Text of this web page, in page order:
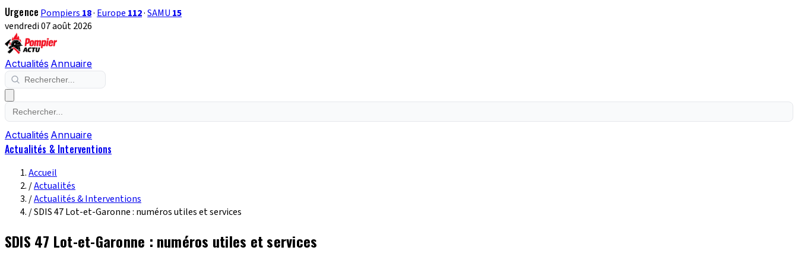
Urgence Pompiers 18· Europe 112·SAMU 15
vendredi 07 août 2026
Actualités Annuaire
Actualités Annuaire
Actualités & Interventions
Accueil
/Actualités
/Actualités & Interventions
/SDIS 47 Lot-et-Garonne : numéros utiles et services
SDIS 47 Lot-et-Garonne : numéros utiles et services